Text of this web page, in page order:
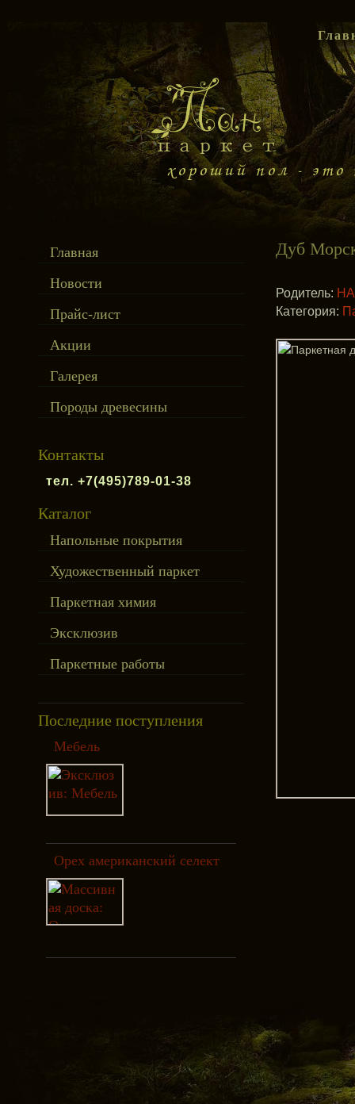
Главная
Новости
Прайс-лист
Акции
Галерея
Породы древесины
Контакты
тел. +7(495)789-01-38
Каталог
Напольные покрытия
Художественный паркет
Паркетная химия
Эксклюзив
Паркетные работы
Последние поступления
Мебель
Орех американский селект
Дуб
Родитель:
Категория: